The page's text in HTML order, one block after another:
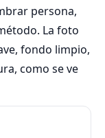
persona,
La foto
fondo limpio,
como se ve